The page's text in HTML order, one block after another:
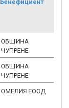
Бенефициент
ОБЩИНА
ЧУПРЕНЕ
ОБЩИНА
ЧУПРЕНЕ
ОМЕЛИЯ ЕООД